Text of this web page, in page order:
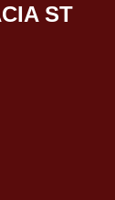
ST